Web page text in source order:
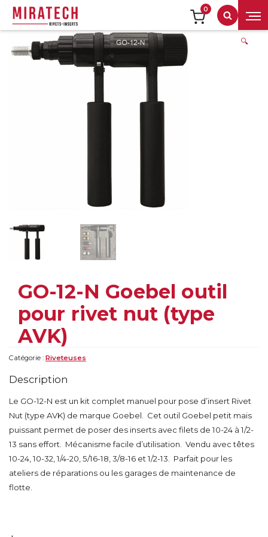
0
🔍
GO-12-N Goebel outil
pour rivet nut (type
AVK)
Catégorie : Riveteuses
Description
Le GO-12-N est un kit complet manuel pour pose d’insert Rivet
Nut (type AVK) de marque Goebel. Cet outil Goebel petit mais
puissant permet de poser des inserts avec filets de 10-24 à 1/2-
13 sans effort. Mécanisme facile d’utilisation. Vendu avec têtes
10-24, 10-32, 1/4-20, 5/16-18, 3/8-16 et 1/2-13. Parfait pour les
ateliers de réparations ou les garages de maintenance de
flotte.